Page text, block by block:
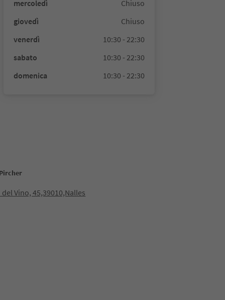
mercoledì
Chiuso
giovedì
Chiuso
venerdì
10:30 - 22:30
sabato
10:30 - 22:30
domenica
10:30 - 22:30
Vino, 45,39010,Nalles